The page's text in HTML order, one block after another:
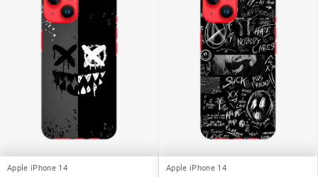
Apple iPhone 14 Apple iPhone 14